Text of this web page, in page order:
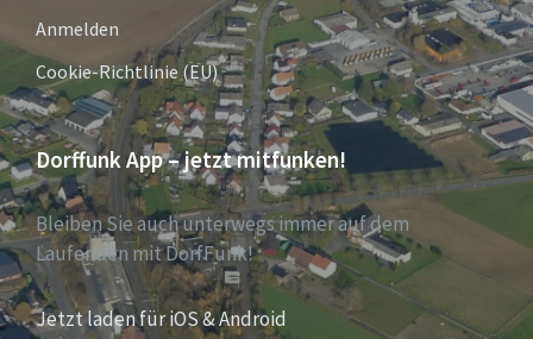
Anmelden
Cookie-Richtlinie (EU)
Dorffunk App – jetzt mitfunken!
Bleiben Sie auch unterwegs immer auf dem
Laufenden mit DorfFunk!
Jetzt laden für iOS & Android